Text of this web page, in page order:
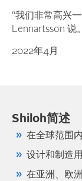
“我们非常高兴
Lennartsson 说。
2022年4月
Shiloh简述
在全球范围
设计和制造
在亚洲、欧